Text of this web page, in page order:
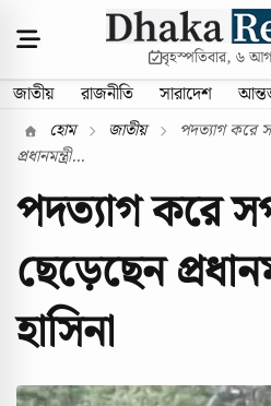
বৃহস্পতিবার, ৬
জাতীয় রাজনীতি সারাদেশ
হোম জাতীয়
পদত্যাগ করে
প্রধানমন্ত্রী...
পদত্যাগ করে
ছেড়েছেন
হাসিনা